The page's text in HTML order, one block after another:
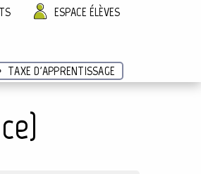
TAXE D'APPRENTISSAGE
ESPACE ÉLÈVES